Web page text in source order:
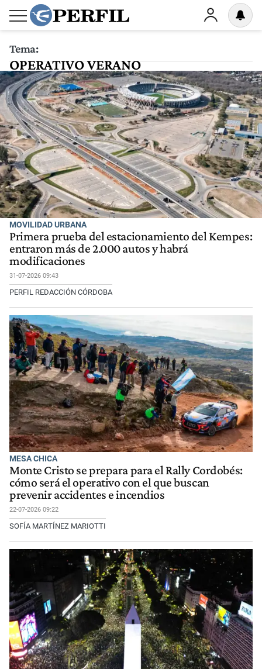
Tema:
OPERATIVO VERANO
MOVILIDAD URBANA
Primera prueba del estacionamiento del Kempes:
entraron más de 2.000 autos y habrá
modificaciones
31-07-2026 09:43
PERFIL REDACCIÓN CÓRDOBA
MESA CHICA
Monte Cristo se prepara para el Rally Cordobés:
cómo será el operativo con el que buscan
prevenir accidentes e incendios
22-07-2026 09:22
SOFÍA MARTÍNEZ MARIOTTI